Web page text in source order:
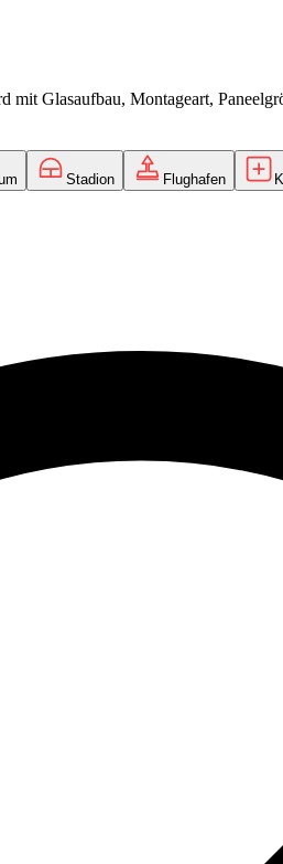
Glasaufbau, Montageart,
Stadion Flughafen